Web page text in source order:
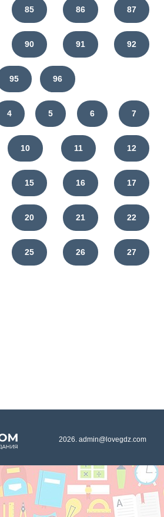
85 86 87
90 91 92
95 96
4 5 6 7
10 11 12
15 16 17
20 21 22
25 26 27
2026. admin@lovegdz.com